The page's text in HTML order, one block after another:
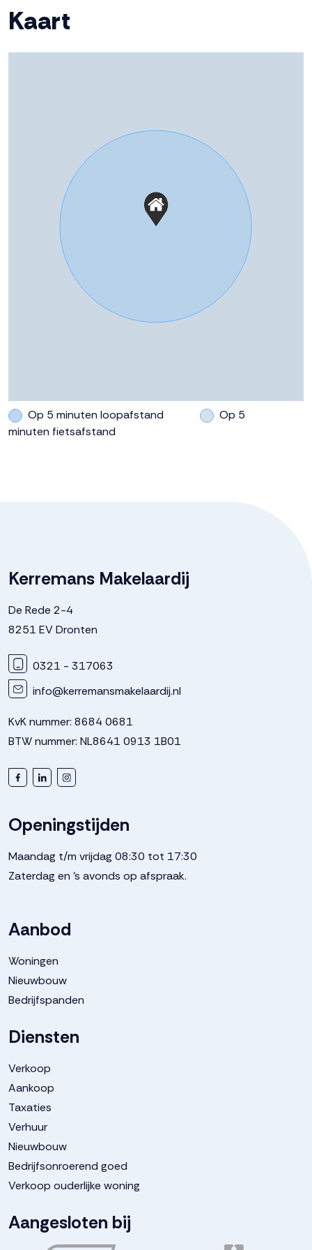
Kaart
Op 5 minuten loopafstand
Op 5
minuten fietsafstand
Kerremans Makelaardij
De Rede 2-4
8251 EV Dronten
0321 - 317063
info@kerremansmakelaardij.nl
KvK nummer: 8684 0681
BTW nummer: NL8641 0913 1B01
Openingstijden
Maandag t/m vrijdag 08:30 tot 17:30
Zaterdag en 's avonds op afspraak.
Aanbod
Woningen
Nieuwbouw
Bedrijfspanden
Diensten
Verkoop
Aankoop
Taxaties
Verhuur
Nieuwbouw
Bedrijfsonroerend goed
Verkoop ouderlijke woning
Aangesloten bij